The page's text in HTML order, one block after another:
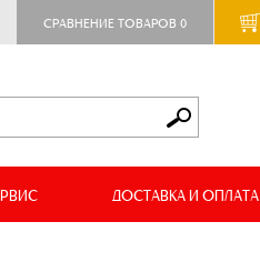
СРАВНЕНИЕ ТОВАРОВ 0
ДОСТАВКА И ОПЛАТА